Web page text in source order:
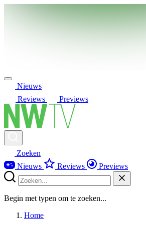
Nieuws
Reviews
Previews
Zoeken
Nieuws
Reviews Previews
Begin met typen om te zoeken...
Home